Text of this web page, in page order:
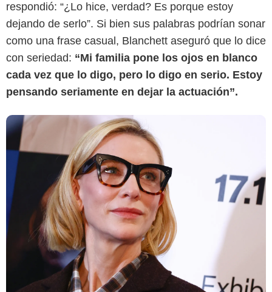
respondió: “¿Lo hice, verdad? Es porque estoy
dejando de serlo”. Si bien sus palabras podrían sonar
como una frase casual, Blanchett aseguró que lo dice
con seriedad: “Mi familia pone los ojos en blanco
cada vez que lo digo, pero lo digo en serio. Estoy
pensando seriamente en dejar la actuación”.